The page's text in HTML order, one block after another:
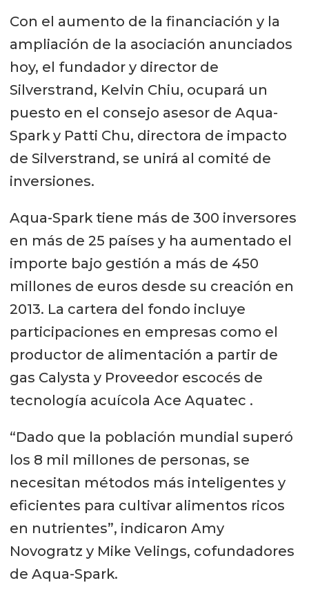
Con el aumento de la financiación y la
ampliación de la asociación anunciados
hoy, el fundador y director de
Silverstrand, Kelvin Chiu, ocupará un
puesto en el consejo asesor de Aqua-
Spark y Patti Chu, directora de impacto
de Silverstrand, se unirá al comité de
inversiones.
Aqua-Spark tiene más de 300 inversores
en más de 25 países y ha aumentado el
importe bajo gestión a más de 450
millones de euros desde su creación en
2013. La cartera del fondo incluye
participaciones en empresas como el
productor de alimentación a partir de
gas Calysta y Proveedor escocés de
tecnología acuícola Ace Aquatec .
“Dado que la población mundial superó
los 8 mil millones de personas, se
necesitan métodos más inteligentes y
eficientes para cultivar alimentos ricos
en nutrientes”, indicaron Amy
Novogratz y Mike Velings, cofundadores
de Aqua-Spark.